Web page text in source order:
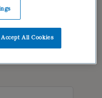
Accept All Cookies